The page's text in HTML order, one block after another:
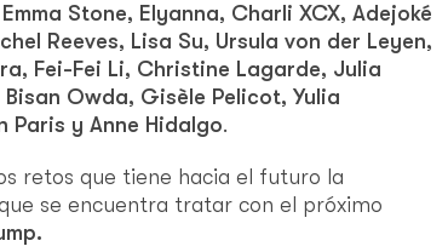
Stone, Elyanna, Charli XCX, Adejoké
Reeves, Lisa Su, Ursula von der Leyen,
Fei-Fei Li, Christine Lagarde, Julia
Owda, Gisèle Pelicot, Yulia
Paris y Anne Hidalgo.
retos que tiene hacia el futuro la
se encuentra tratar con el próximo